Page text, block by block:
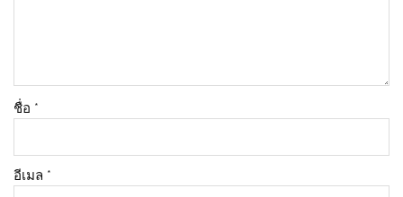
ชื่อ *
อีเมล *